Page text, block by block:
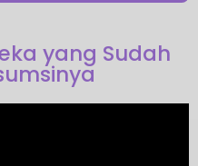
yang Sudah